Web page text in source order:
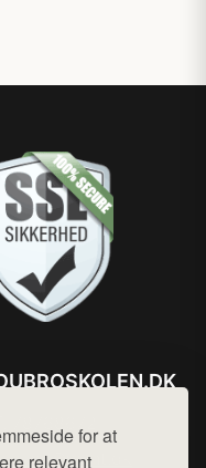
for at
relevant
hej@want.dk